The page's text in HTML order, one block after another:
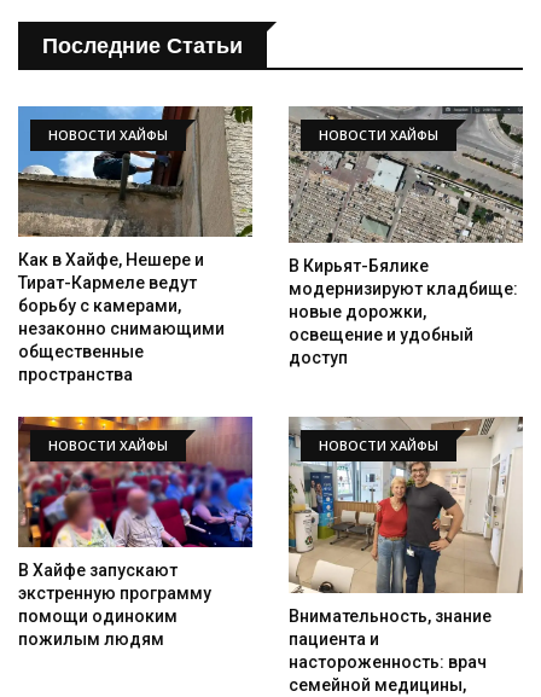
Последние Статьи
НОВОСТИ ХАЙФЫ
Как в Хайфе, Нешере и
Тират-Кармеле ведут
борьбу с камерами,
незаконно снимающими
общественные
пространства
НОВОСТИ ХАЙФЫ
В Кирьят-Бялике
модернизируют кладбище:
новые дорожки,
освещение и удобный
доступ
НОВОСТИ ХАЙФЫ
В Хайфе запускают
экстренную программу
помощи одиноким
пожилым людям
НОВОСТИ ХАЙФЫ
Внимательность, знание
пациента и
настороженность: врач
семейной медицины,